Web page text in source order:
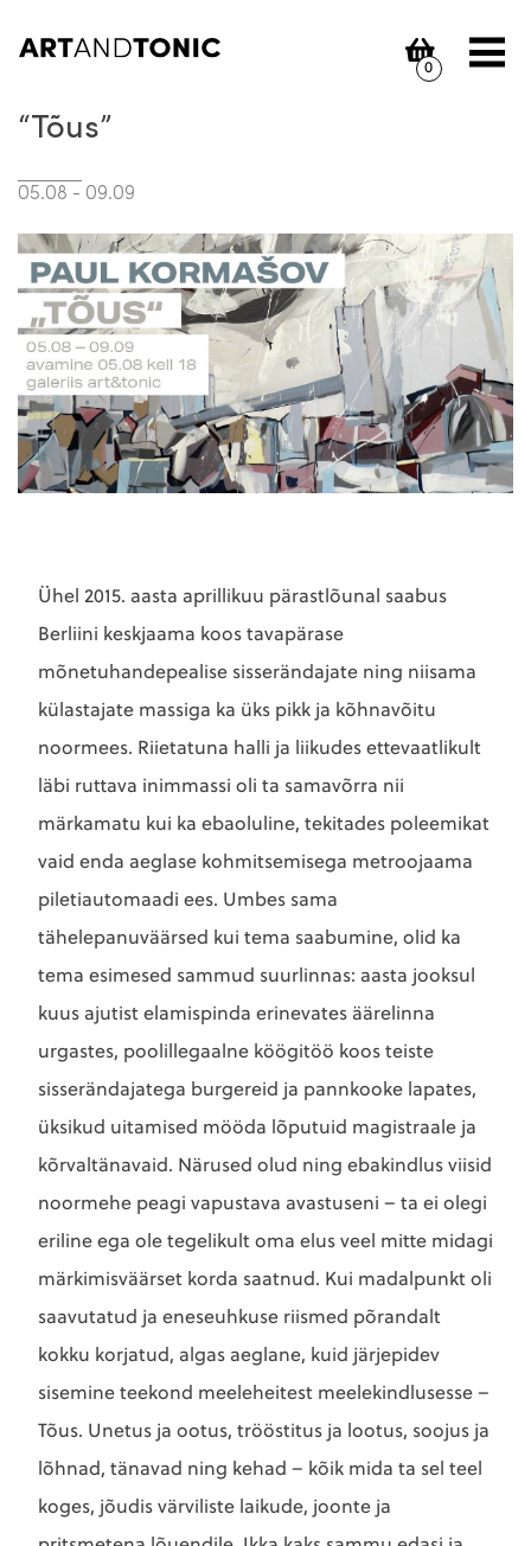
0
“Tõus”
05.08 - 09.09
Ühel 2015. aasta aprillikuu pärastlõunal saabus
Berliini keskjaama koos tavapärase
mõnetuhandepealise sisserändajate ning niisama
külastajate massiga ka üks pikk ja kõhnavõitu
noormees. Riietatuna halli ja liikudes ettevaatlikult
läbi ruttava inimmassi oli ta samavõrra nii
märkamatu kui ka ebaoluline, tekitades poleemikat
vaid enda aeglase kohmitsemisega metroojaama
piletiautomaadi ees. Umbes sama
tähelepanuväärsed kui tema saabumine, olid ka
tema esimesed sammud suurlinnas: aasta jooksul
kuus ajutist elamispinda erinevates äärelinna
urgastes, poolillegaalne köögitöö koos teiste
sisserändajatega burgereid ja pannkooke lapates,
üksikud uitamised mööda lõputuid magistraale ja
kõrvaltänavaid. Närused olud ning ebakindlus viisid
noormehe peagi vapustava avastuseni – ta ei olegi
eriline ega ole tegelikult oma elus veel mitte midagi
märkimisväärset korda saatnud. Kui madalpunkt oli
saavutatud ja eneseuhkuse riismed põrandalt
kokku korjatud, algas aeglane, kuid järjepidev
sisemine teekond meeleheitest meelekindlusesse –
Tõus. Unetus ja ootus, trööstitus ja lootus, soojus ja
lõhnad, tänavad ning kehad – kõik mida ta sel teel
koges, jõudis värviliste laikude, joonte ja